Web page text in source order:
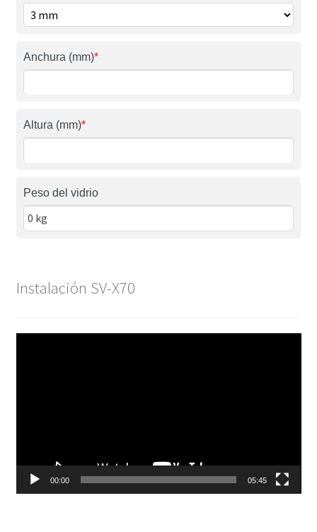
Anchura (mm)*
Altura (mm)*
Peso del vidrio
Instalación SV-X70
00:00 05:45